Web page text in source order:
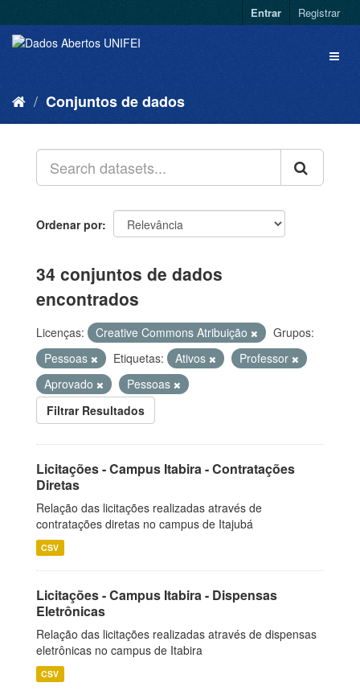
Entrar Registrar
Conjuntos de dados
Ordenar por
34 conjuntos de dados
encontrados
Licenças: Creative Commons Atribuição
Grupos:
Pessoas
Etiquetas: Ativos
Professor
Aprovado
Pessoas
Filtrar Resultados
Licitações - Campus Itabira - Contratações
Diretas
Relação das licitações realizadas através de
contratações diretas no campus de Itajubá
CSV
Licitações - Campus Itabira - Dispensas
Eletrônicas
Relação das licitações realizadas através de dispensas
eletrônicas no campus de Itabira
CSV